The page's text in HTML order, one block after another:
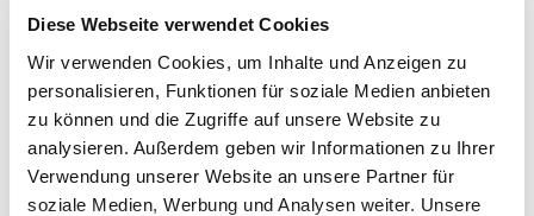
Diese Webseite verwendet Cookies
Wir verwenden Cookies, um Inhalte und Anzeigen zu
personalisieren, Funktionen für soziale Medien anbieten
zu können und die Zugriffe auf unsere Website zu
analysieren. Außerdem geben wir Informationen zu Ihrer
Verwendung unserer Website an unsere Partner für
soziale Medien, Werbung und Analysen weiter. Unsere
Dienstag, 31. August 2027, 14:30
Uhr